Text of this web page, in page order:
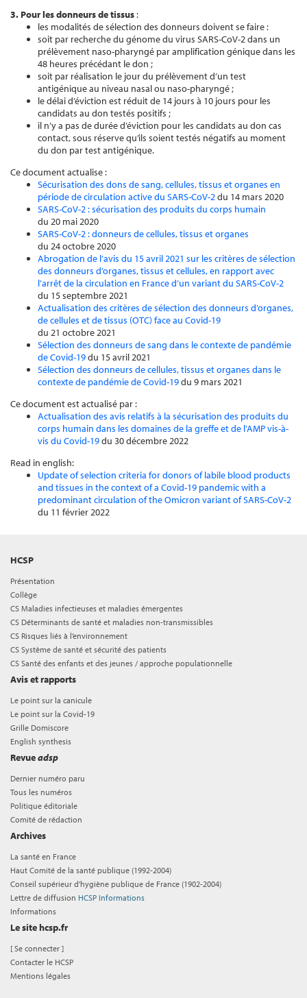
3. Pour les donneurs de tissus:
les modalités de sélection des donneurs doivent se faire :
soit par recherche du génome du virus SARS-CoV-2 dans un
prélèvement naso-pharyngé par amplification génique dans les
48 heures précédant le don ;
soit par réalisation le jour du prélèvement d’un test
antigénique au niveau nasal ou naso-pharyngé ;
le délai d’éviction est réduit de 14 jours à 10 jours pour les
candidats au don testés positifs ;
il n’y a pas de durée d’éviction pour les candidats au don cas
contact, sous réserve qu’ils soient testés négatifs au moment
du don par test antigénique.
Ce document actualise :
Sécurisation des dons de sang, cellules, tissus et organes en
période de circulation active du SARS-CoV-2du 14 mars 2020
SARS-CoV-2 : sécurisation des produits du corps humain
du 20 mai 2020
SARS-CoV-2 : donneurs de cellules, tissus et organes
du 24 octobre 2020
Abrogation de l’avis du 15 avril 2021 sur les critères de sélection
des donneurs d’organes, tissus et cellules, en rapport avec
l’arrêt de la circulation en France d’un variant du SARS-CoV-2
du 15 septembre 2021
Actualisation des critères de sélection des donneurs d’organes,
de cellules et de tissus (OTC) face au Covid-19
du 21 octobre 2021
Sélection des donneurs de sang dans le contexte de pandémie
de Covid-19du 15 avril 2021
Sélection des donneurs de cellules, tissus et organes dans le
contexte de pandémie de Covid-19du 9 mars 2021
Ce document est actualisé par :
Actualisation des avis relatifs à la sécurisation des produits du
corps humain dans les domaines de la greffe et de l'AMP vis-à-
vis du Covid-19du 30 décembre 2022
Read in english:
Update of selection criteria for donors of labile blood products
and tissues in the context of a Covid-19 pandemic with a
predominant circulation of the Omicron variant of SARS-CoV-2
du 11 février 2022
HCSP
Présentation
Collège
CS Maladies infectieuses et maladies émergentes
CS Déterminants de santé et maladies non-transmissibles
CS Risques liés à l’environnement
CS Système de santé et sécurité des patients
CS Santé des enfants et des jeunes / approche populationnelle
Avis et rapports
Le point sur la canicule
Le point sur la Covid-19
Grille Domiscore
English synthesis
Revueadsp
Dernier numéro paru
Tous les numéros
Politique éditoriale
Comité de rédaction
Archives
La santé en France
Haut Comité de la santé publique (1992-2004)
Conseil supérieur d'hygiène publique de France (1902-2004)
Lettre de diffusion HCSP Informations
Informations
Le site hcsp.fr
[Se connecter ]
Contacter le HCSP
Mentions légales